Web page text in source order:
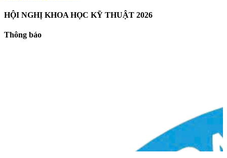
HỘI NGHỊ KHOA HỌC KỸ THUẬT 2026
Thông báo